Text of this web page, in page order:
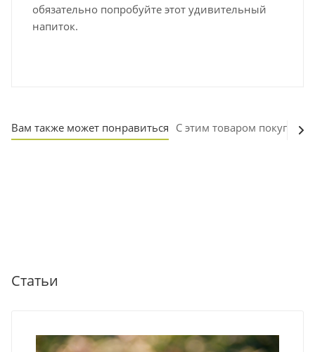
обязательно попробуйте этот удивительный
напиток.
Вам также может понравиться С этим товаром покупают
Статьи